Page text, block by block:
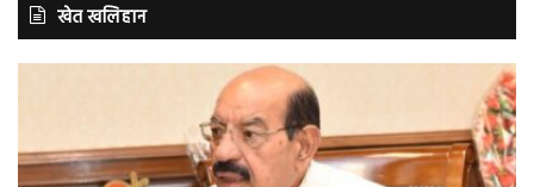
खेत खलिहान